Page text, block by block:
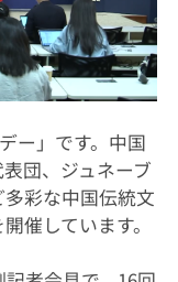
ー」です。中国
団、ジュネーブ
彩な中国伝統文
催しています。